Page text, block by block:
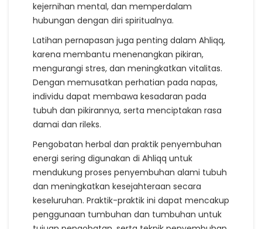
kejernihan mental, dan memperdalam
hubungan dengan diri spiritualnya.
Latihan pernapasan juga penting dalam Ahliqq,
karena membantu menenangkan pikiran,
mengurangi stres, dan meningkatkan vitalitas.
Dengan memusatkan perhatian pada napas,
individu dapat membawa kesadaran pada
tubuh dan pikirannya, serta menciptakan rasa
damai dan rileks.
Pengobatan herbal dan praktik penyembuhan
energi sering digunakan di Ahliqq untuk
mendukung proses penyembuhan alami tubuh
dan meningkatkan kesejahteraan secara
keseluruhan. Praktik-praktik ini dapat mencakup
penggunaan tumbuhan dan tumbuhan untuk